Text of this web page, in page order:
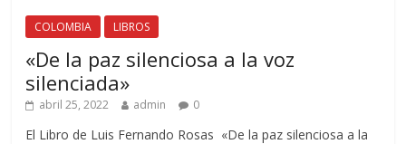
COLOMBIA LIBROS
«De la paz silenciosa a la voz
silenciada»
abril 25, 2022 admin 0
El Libro de Luis Fernando Rosas «De la paz silenciosa a la